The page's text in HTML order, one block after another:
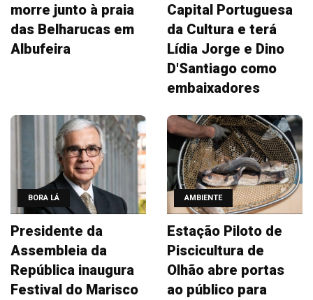
morre junto à praia
das Belharucas em
Albufeira
Capital Portuguesa
da Cultura e terá
Lídia Jorge e Dino
D'Santiago como
embaixadores
BORA LÁ
Presidente da
Assembleia da
República inaugura
Festival do Marisco
AMBIENTE
Estação Piloto de
Piscicultura de
Olhão abre portas
ao público para